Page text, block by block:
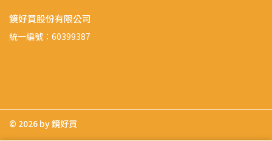
鏡好買股份有限公司
統一編號：60399387
© 2026 by 鏡好買